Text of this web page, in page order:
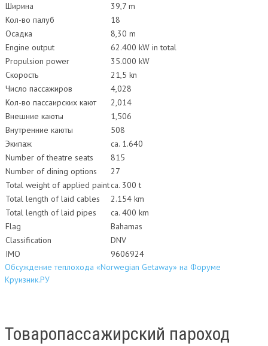
Ширина
39,7 m
Кол-во палуб
18
Осадка
8,30 m
Engine output
62.400 kW in total
Propulsion power
35.000 kW
Скорость
21,5 kn
Число пассажиров
4,028
Кол-во пассаирских кают
2,014
Внешние каюты
1,506
Внутренние каюты
508
Экипаж
ca. 1.640
Number of theatre seats
815
Number of dining options
27
Total weight of applied paintca. 300 t
Total length of laid cables
2.154 km
Total length of laid pipes
ca. 400 km
Flag
Bahamas
Classification
DNV
IMO
9606924
Обсуждение теплохода «Norwegian Getaway» на Форуме
Круизник.РУ
Товаропассажирский пароход